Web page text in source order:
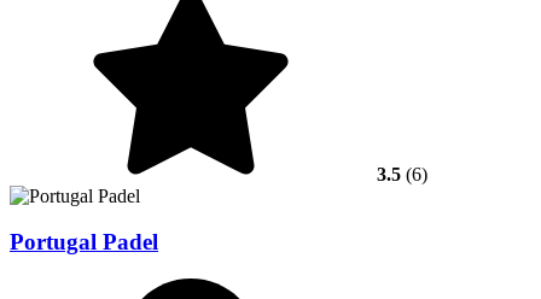
3.5 (6)
Portugal Padel